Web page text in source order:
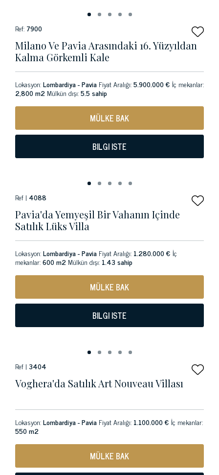
Ref: 7900
Milano Ve Pavia Arasındaki 16. Yüzyıldan
Kalma Görkemli Kale
Lokasyon:Lombardiya - Pavia Fiyat Aralığı:5.900.000 € İç mekanlar:
2,800 m2 Mülkün dışı:5.5 sahip
MÜLKE BAK
BILGI ISTE
Ref | 4088
Pavia'da Yemyeşil Bir Vahanın Içinde
Satılık Lüks Villa
Lokasyon:Lombardiya - Pavia Fiyat Aralığı: 1.280.000 € İç
mekanlar:600 m2 Mülkün dışı: 1.43 sahip
MÜLKE BAK
BILGI ISTE
Ref | 3404
Voghera'da Satılık Art Nouveau Villası
Lokasyon:Lombardiya - Pavia Fiyat Aralığı: 1.100.000 € İç mekanlar:
550 m2
MÜLKE BAK